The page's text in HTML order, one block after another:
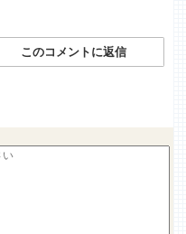
このコメントに返信